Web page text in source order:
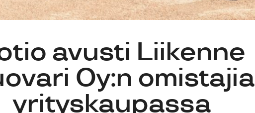
avusti Liikenne
Oy:n omistajia
yrityskaupassa